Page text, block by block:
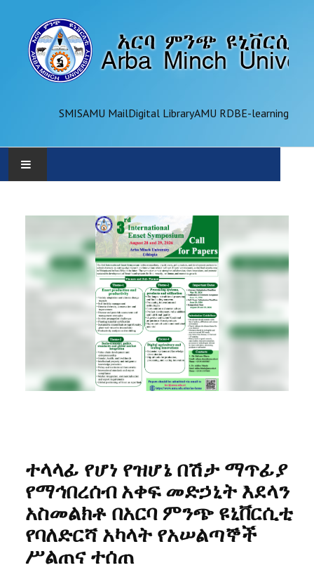
SMISAMU MailDigital LibraryAMU RDBE-learning
ADMINISTRATION
OFFICES
REGISTRAR
PARTNERSHIP
ተላላፊ የሆነ የዝሆኔ በሽታ ማጥፊያ
የማኅበረሰብ አቀፍ መድኃኒት እደላን
አስመልክቶ በአርባ ምንጭ ዩኒቨርሲቲ
የባለድርሻ አካላት የአሠልጣኞች
ሥልጠና ተሰጠ